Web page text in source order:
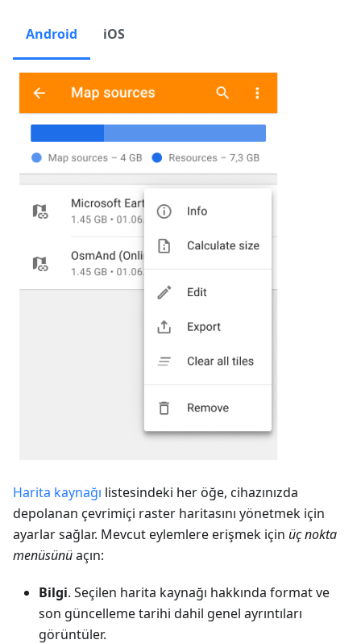
Android iOS
Harita kaynağı listesindeki her öğe, cihazınızda
depolanan çevrimiçi raster haritasını yönetmek için
ayarlar sağlar. Mevcut eylemlere erişmek için üç nokta
menüsünüaçın:
Bilgi. Seçilen harita kaynağı hakkında format ve
son güncelleme tarihi dahil genel ayrıntıları
görüntüler.